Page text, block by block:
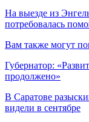
На выезде из
потребовалась
Вам также могут
Губернатор:
продолжено»
В Саратове
видели в сентябре